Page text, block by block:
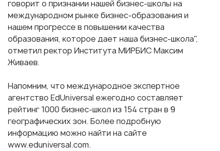
говорит о признании нашей бизнес-школы на
международном рынке бизнес-образования и
нашем прогрессе в повышении качества
образования, которое дает наша бизнес-школа",
отметил ректор Института МИРБИС Максим
Живаев.
Напомним, что международное экспертное
агентство EdUniversal ежегодно составляет
рейтинг 1000 бизнес-школ из 154 стран в 9
географических зон. Более подробную
информацию можно найти на сайте
www.eduniversal.com.